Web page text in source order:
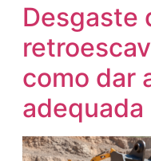
Desgaste
como dar
adequada